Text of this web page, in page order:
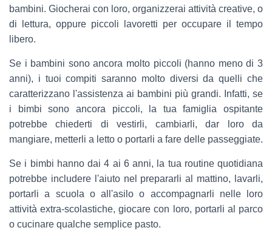
bambini. Giocherai con loro, organizzerai attività creative, o
di lettura, oppure piccoli lavoretti per occupare il tempo
libero.
Se i bambini sono ancora molto piccoli (hanno meno di 3
anni), i tuoi compiti saranno molto diversi da quelli che
caratterizzano l'assistenza ai bambini più grandi. Infatti, se
i bimbi sono ancora piccoli, la tua famiglia ospitante
potrebbe chiederti di vestirli, cambiarli, dar loro da
mangiare, metterli a letto o portarli a fare delle passeggiate.
Se i bimbi hanno dai 4 ai 6 anni, la tua routine quotidiana
potrebbe includere l'aiuto nel prepararli al mattino, lavarli,
portarli a scuola o all'asilo o accompagnarli nelle loro
attività extra-scolastiche, giocare con loro, portarli al parco
o cucinare qualche semplice pasto.